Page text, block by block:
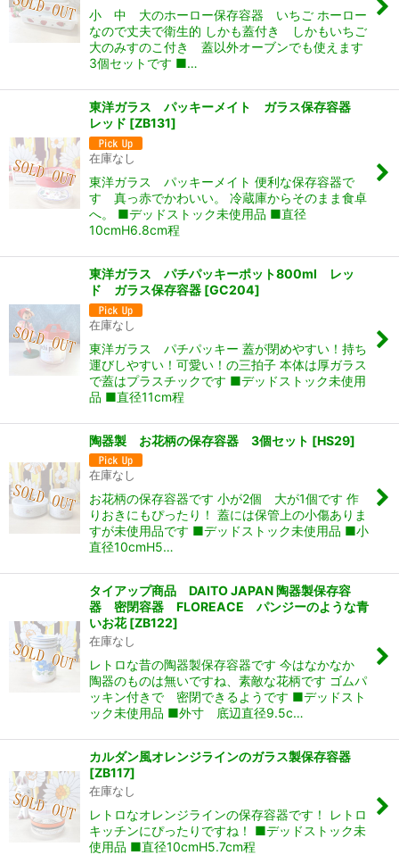
小 中 大のホーロー保存容器 いちご ホーロー
なので丈夫で衛生的 しかも蓋付き しかもいちご
大のみすのこ付き 蓋以外オーブンでも使えます
3個セットです ■…
東洋ガラス パッキーメイト ガラス保存容器
レッド [ZB131]
在庫なし
東洋ガラス パッキーメイト 便利な保存容器で
す 真っ赤でかわいい。 冷蔵庫からそのまま食卓
へ。 ■デッドストック未使用品 ■直径
10cmH6.8cm程
東洋ガラス パチパッキーポット800ml レッ
ド ガラス保存容器 [GC204]
在庫なし
東洋ガラス パチパッキー 蓋が閉めやすい！持ち
運びしやすい！可愛い！の三拍子 本体は厚ガラス
で蓋はプラスチックです ■デッドストック未使用
品 ■直径11cm程
陶器製 お花柄の保存容器 3個セット [HS29]
在庫なし
お花柄の保存容器です 小が2個 大が1個です 作
りおきにもぴったり！ 蓋には保管上の小傷ありま
すが未使用品です ■デッドストック未使用品 ■小
直径10cmH5…
タイアップ商品 DAITO JAPAN 陶器製保存容
器 密閉容器 FLOREACE パンジーのような青
いお花 [ZB122]
在庫なし
レトロな昔の陶器製保存容器です 今はなかなか
陶器のものは無いですね、素敵な花柄です ゴムパ
ッキン付きで 密閉できるようです ■デッドスト
ック未使用品 ■外寸 底辺直径9.5c…
カルダン風オレンジラインのガラス製保存容器
[ZB117]
在庫なし
レトロなオレンジラインの保存容器です！ レトロ
キッチンにぴったりですね！ ■デッドストック未
使用品 ■直径10cmH5.7cm程